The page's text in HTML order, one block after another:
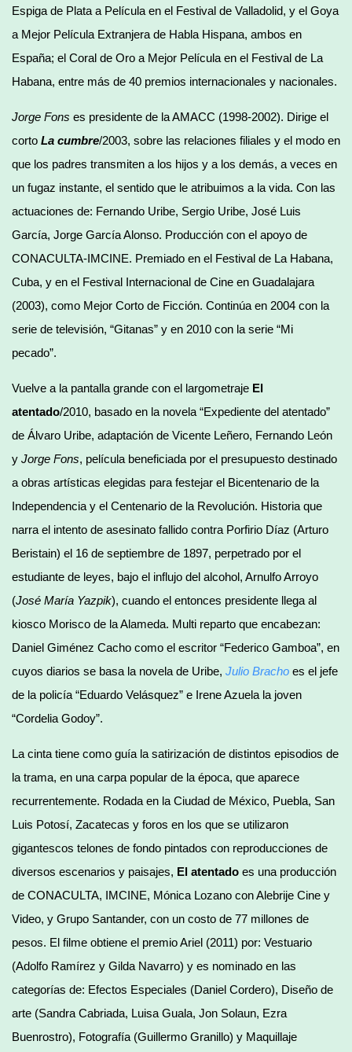
Espiga de Plata a Película en el Festival de Valladolid, y el Goya
a Mejor Película Extranjera de Habla Hispana, ambos en
España; el Coral de Oro a Mejor Película en el Festival de La
Habana, entre más de 40 premios internacionales y nacionales.
Jorge Fons es presidente de la AMACC (1998-2002). Dirige el
corto La cumbre/2003, sobre las relaciones filiales y el modo en
que los padres transmiten a los hijos y a los demás, a veces en
un fugaz instante, el sentido que le atribuimos a la vida. Con las
actuaciones de: Fernando Uribe, Sergio Uribe, José Luis
García, Jorge García Alonso. Producción con el apoyo de
CONACULTA-IMCINE. Premiado en el Festival de La Habana,
Cuba, y en el Festival Internacional de Cine en Guadalajara
(2003), como Mejor Corto de Ficción. Continúa en 2004 con la
serie de televisión, “Gitanas” y en 2010 con la serie “Mi
pecado”.
Vuelve a la pantalla grande con el largometraje El
atentado/2010, basado en la novela “Expediente del atentado”
de Álvaro Uribe, adaptación de Vicente Leñero, Fernando León
y Jorge Fons, película beneficiada por el presupuesto destinado
a obras artísticas elegidas para festejar el Bicentenario de la
Independencia y el Centenario de la Revolución. Historia que
narra el intento de asesinato fallido contra Porfirio Díaz (Arturo
Beristain) el 16 de septiembre de 1897, perpetrado por el
estudiante de leyes, bajo el influjo del alcohol, Arnulfo Arroyo
(José María Yazpik), cuando el entonces presidente llega al
kiosco Morisco de la Alameda. Multi reparto que encabezan:
Daniel Giménez Cacho como el escritor “Federico Gamboa”, en
cuyos diarios se basa la novela de Uribe, Julio Bracho es el jefe
de la policía “Eduardo Velásquez” e Irene Azuela la joven
“Cordelia Godoy”.
La cinta tiene como guía la satirización de distintos episodios de
la trama, en una carpa popular de la época, que aparece
recurrentemente. Rodada en la Ciudad de México, Puebla, San
Luis Potosí, Zacatecas y foros en los que se utilizaron
gigantescos telones de fondo pintados con reproducciones de
diversos escenarios y paisajes, El atentado es una producción
de CONACULTA, IMCINE, Mónica Lozano con Alebrije Cine y
Video, y Grupo Santander, con un costo de 77 millones de
pesos. El filme obtiene el premio Ariel (2011) por: Vestuario
(Adolfo Ramírez y Gilda Navarro) y es nominado en las
categorías de: Efectos Especiales (Daniel Cordero), Diseño de
arte (Sandra Cabriada, Luisa Guala, Jon Solaun, Ezra
Buenrostro), Fotografía (Guillermo Granillo) y Maquillaje